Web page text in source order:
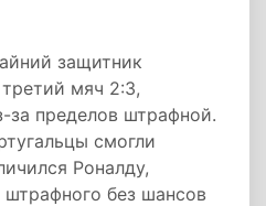
защитник
мяч 2:3,
за пределов штрафной.
смогли
Роналду,
без шансов